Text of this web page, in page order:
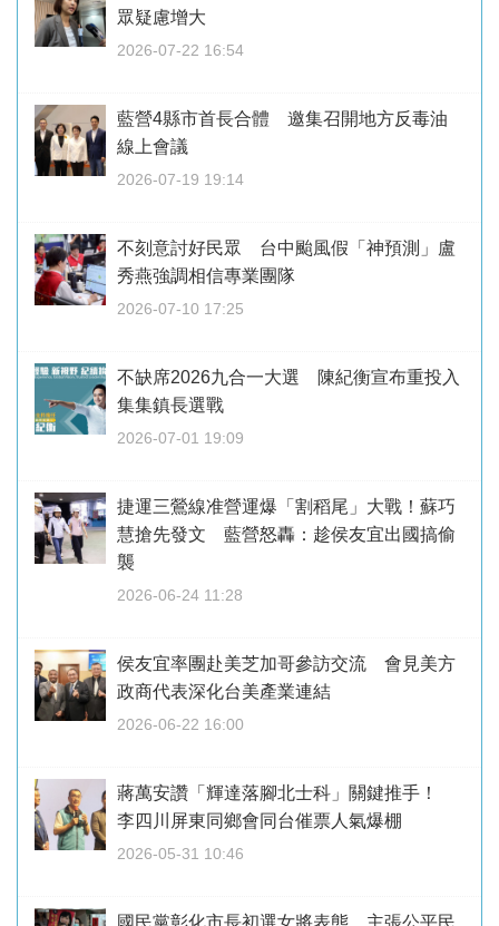
眾疑慮增大
2026-07-22 16:54
藍營4縣市首長合體 邀集召開地方反毒油
線上會議
2026-07-19 19:14
不刻意討好民眾 台中颱風假「神預測」盧
秀燕強調相信專業團隊
2026-07-10 17:25
不缺席2026九合一大選 陳紀衡宣布重投入
集集鎮長選戰
2026-07-01 19:09
捷運三鶯線准營運爆「割稻尾」大戰！蘇巧
慧搶先發文 藍營怒轟：趁侯友宜出國搞偷
襲
2026-06-24 11:28
侯友宜率團赴美芝加哥參訪交流 會見美方
政商代表深化台美產業連結
2026-06-22 16:00
蔣萬安讚「輝達落腳北士科」關鍵推手！
李四川屏東同鄉會同台催票人氣爆棚
2026-05-31 10:46
國民黨彰化市長初選女將表態 主張公平民